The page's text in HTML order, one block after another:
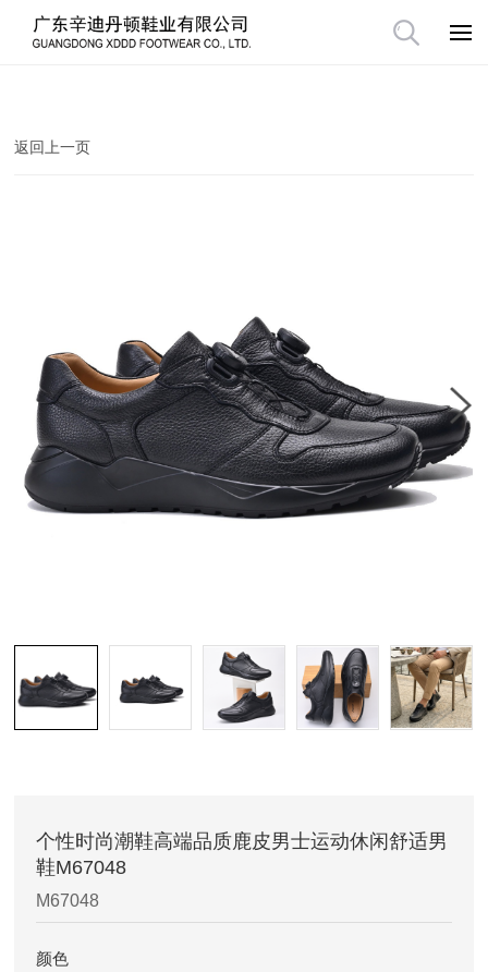
返回上一页
个性时尚潮鞋高端品质鹿皮男士运动休闲舒适男
鞋M67048
M67048
颜色